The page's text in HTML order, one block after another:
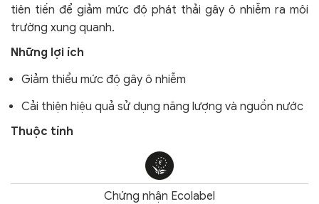
tiên tiến để giảm mức độ phát thải gây ô nhiễm ra môi
trường xung quanh.
Những lợi ích
Giảm thiểu mức độ gây ô nhiễm
Cải thiện hiệu quả sử dụng năng lượng và nguồn nước
Thuộc tính
Chứng nhận Ecolabel